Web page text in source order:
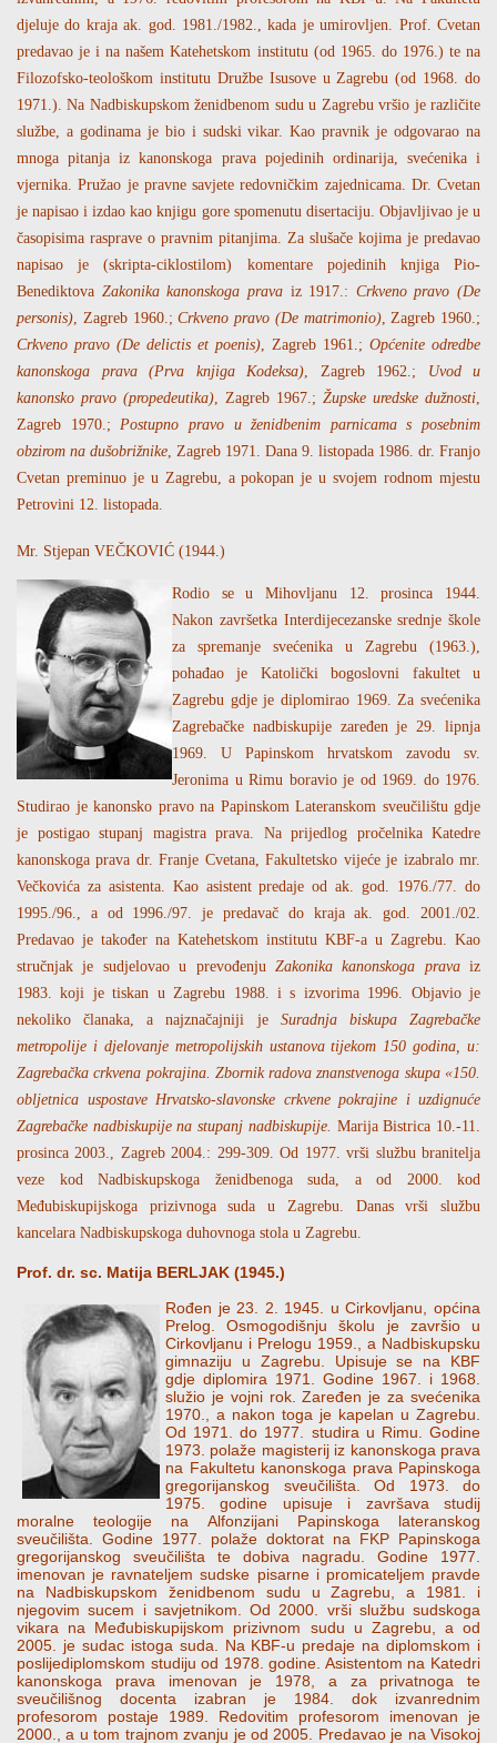
djeluje do kraja ak. god. 1981./1982., kada je umirovljen. Prof. Cvetan
predavao je i na našem Katehetskom institutu (od 1965. do 1976.) te na
Filozofsko-teološkom institutu Družbe Isusove u Zagrebu (od 1968. do
1971.). Na Nadbiskupskom ženidbenom sudu u Zagrebu vršio je različite
službe, a godinama je bio i sudski vikar. Kao pravnik je odgovarao na
mnoga pitanja iz kanonskoga prava pojedinih ordinarija, svećenika i
vjernika. Pružao je pravne savjete redovničkim zajednicama. Dr. Cvetan
je napisao i izdao kao knjigu gore spomenutu disertaciju. Objavljivao je u
časopisima rasprave o pravnim pitanjima. Za slušače kojima je predavao
napisao je (skripta-ciklostilom) komentare pojedinih knjiga Pio-
Benediktova Zakonika kanonskoga pravaiz 1917.: Crkveno pravo (De
personis) , Zagreb 1960.;Crkveno pravo (De matrimonio), Zagreb 1960.;
Crkveno pravo (De delictis et poenis) , Zagreb 1961.; Općenite odredbe
kanonskoga prava (Prva knjiga Kodeksa) , Zagreb 1962.; Uvod u
kanonsko pravo (propedeutika) , Zagreb 1967.; Župske uredske dužnosti
Zagreb 1970.; Postupno pravo u ženidbenim parnicama s posebnim
obzirom na dušobrižnike , Zagreb 1971. Dana 9. listopada 1986. dr. Franjo
Cvetan preminuo je u Zagrebu, a pokopan je u svojem rodnom mjestu
Petrovini 12. listopada.
Mr. Stjepan VEČKOVIĆ (1944.)
Rodio se u Mihovljanu 12. prosinca 1944.
Nakon završetka Interdijecezanske srednje škole
za spremanje svećenika u Zagrebu (1963.),
pohađao je Katolički bogoslovni fakultet u
Zagrebu gdje je diplomirao 1969. Za svećenika
Zagrebačke nadbiskupije zaređen je 29. lipnja
1969. U Papinskom hrvatskom zavodu sv.
Jeronima u Rimu boravio je od 1969. do 1976.
Studirao je kanonsko pravo na Papinskom Lateranskom sveučilištu gdje
je postigao stupanj magistra prava. Na prijedlog pročelnika Katedre
kanonskoga prava dr. Franje Cvetana, Fakultetsko vijeće je izabralo mr.
Večkovića za asistenta. Kao asistent predaje od ak. god. 1976./77. do
1995./96., a od 1996./97. je predavač do kraja ak. god. 2001./02.
Predavao je također na Katehetskom institutu KBF-a u Zagrebu. Kao
stručnjak je sudjelovao u prevođenju Zakonika kanonskoga pravaiz
1983. koji je tiskan u Zagrebu 1988. i s izvorima 1996. Objavio je
nekoliko članaka, a najznačajniji je Suradnja biskupa Zagrebačke
metropolije i djelovanje metropolijskih ustanova tijekom 150 godina, u:
Zagrebačka crkvena pokrajina. Zbornik radova znanstvenoga skupa «150.
obljetnica uspostave Hrvatsko-slavonske crkvene pokrajine i uzdignuće
Zagrebačke nadbiskupije na stupanj nadbiskupije. Marija Bistrica 10.-11.
prosinca 2003., Zagreb 2004.: 299-309. Od 1977. vrši službu branitelja
veze kod Nadbiskupskoga ženidbenoga suda, a od 2000. kod
Međubiskupijskoga prizivnoga suda u Zagrebu. Danas vrši službu
kancelara Nadbiskupskoga duhovnoga stola u Zagrebu.
Prof. dr. sc. Matija BERLJAK (1945.)
Rođen je 23. 2. 1945. u Cirkovljanu, općina
Prelog. Osmogodišnju školu je završio u
Cirkovljanu i Prelogu 1959., a Nadbiskupsku
gimnaziju u Zagrebu. Upisuje se na KBF
gdje diplomira 1971. Godine 1967. i 1968.
služio je vojni rok. Zaređen je za svećenika
1970., a nakon toga je kapelan u Zagrebu.
Od 1971. do 1977. studira u Rimu. Godine
1973. polaže magisterij iz kanonskoga prava
na Fakultetu kanonskoga prava Papinskoga
gregorijanskog sveučilišta. Od 1973. do
1975. godine upisuje i završava studij
moralne teologije na Alfonzijani Papinskoga lateranskog
sveučilišta. Godine 1977. polaže doktorat na FKP Papinskoga
gregorijanskog sveučilišta te dobiva nagradu. Godine 1977.
imenovan je ravnateljem sudske pisarne i promicateljem pravde
na Nadbiskupskom ženidbenom sudu u Zagrebu, a 1981. i
njegovim sucem i savjetnikom. Od 2000. vrši službu sudskoga
vikara na Međubiskupijskom prizivnom sudu u Zagrebu, a od
2005. je sudac istoga suda. Na KBF-u predaje na diplomskom i
poslijediplomskom studiju od 1978. godine. Asistentom na Katedri
kanonskoga prava imenovan je 1978, a za privatnoga te
sveučilišnog docenta izabran je 1984. dok izvanrednim
profesorom postaje 1989. Redovitim profesorom imenovan je
2000., a u tom trajnom zvanju je od 2005. Predavao je na Visokoj